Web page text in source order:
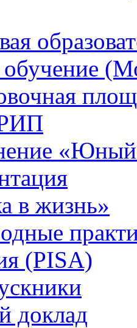
обучение
«Юный
в жизнь»
(PISA)
доклад